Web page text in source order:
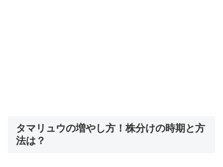
タマリュウの増やし方！株分けの時期と方
法は？